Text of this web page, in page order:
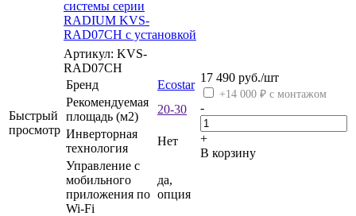
Быстрый
просмотр
системы серии
RADIUM KVS-
RAD07CH с установкой
Артикул: KVS-
RAD07CH
Бренд
Ecostar
Рекомендуемая
площадь (м2)
20-30
Инверторная
технология
Нет
Управление c
мобильного
приложения по
Wi-Fi
да,
опция
17 490 руб./шт
+14 000 ₽ с монтажом
-
+
В корзину